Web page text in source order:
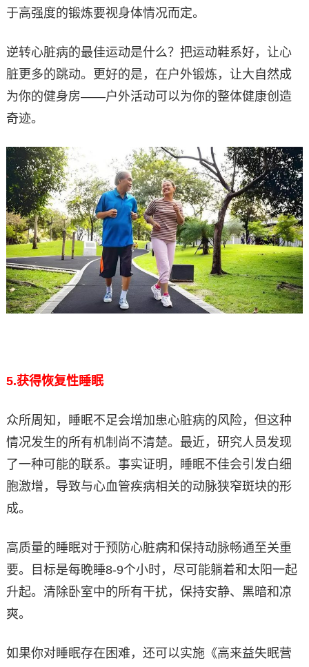
于高强度的锻炼要视身体情况而定。
逆转心脏病的最佳运动是什么？把运动鞋系好，让心
脏更多的跳动。更好的是，在户外锻炼，让大自然成
为你的健身房——户外活动可以为你的整体健康创造
奇迹。
5.获得恢复性睡眠
众所周知，睡眠不足会增加患心脏病的风险，但这种
情况发生的所有机制尚不清楚。最近，研究人员发现
了一种可能的联系。事实证明，睡眠不佳会引发白细
胞激增，导致与心血管疾病相关的动脉狭窄斑块的形
成。
高质量的睡眠对于预防心脏病和保持动脉畅通至关重
要。目标是每晚睡8-9个小时，尽可能躺着和太阳一起
升起。清除卧室中的所有干扰，保持安静、黑暗和凉
爽。
如果你对睡眠存在困难，还可以实施《高来益失眠营